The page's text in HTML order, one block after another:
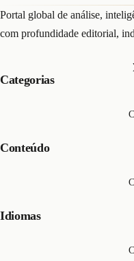
Portal global de análise,
com profundidade editorial,
Categorias
Conteúdo
Idiomas